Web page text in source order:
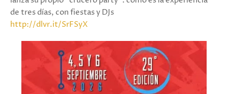
de tres días, con fiestas y DJs
http://dlvr.it/SrFSyX